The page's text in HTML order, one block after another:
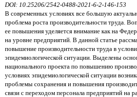
DOI: 10.25206/2542-0488-2021-6-2-146-153
В современных условиях все большую
проблема роста производительности труда.
ее повышения уделяется внимание как на
на уровне предприятий. В данной статье
повышение производительности труда в
эпидемиологической ситуации. Выделены
национального проекта по повышению
условиях эпидемиологической ситуации
проблемы сохранения и повышения
связи с переходом персонала предприятий на